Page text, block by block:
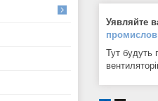
Уявляйте
Тут будуть